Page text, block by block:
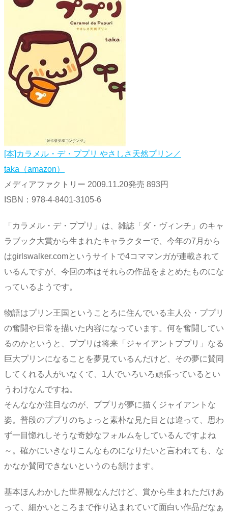
[本]カラメル・デ・ププリ やさしさ天然プリン／
taka（amazon）
メディアファクトリー 2009.11.20発売 893円
ISBN：978-4-8401-3105-6
「カラメル・デ・ププリ」は、雑誌「ダ・ヴィンチ」のキャ
ラブック大賞から生まれたキャラクターで、今年の7月から
はgirlswalker.comというサイトで4コママンガが連載されて
いるんですが、今回の本はそれらの作品をまとめたものにな
っているようです。
物語はプリン王国ということろに住んでいる主人公・ププリ
の奮闘や日常を描いた内容になっています。何を奮闘してい
るのかというと、ププリは将来「ジャイアントププリ」なる
巨大プリンになることを夢見ているんだけど、その夢に賛同
してくれる人がいなくて、1人でいろいろ頑張っているとい
うわけなんですね。
そんななか注目なのが、ププリが夢に描くジャイアントな
姿。普段のププリのちょっと素朴な見た目とは違って、思わ
ず一目惚れしそうな奇妙なフォルムをしているんですよね
～。確かにいきなりこんなものになりたいと言われても、な
かなか賛同できないというのも頷けます。
基本ほんわかした世界観なんだけど、賞から生まれただけあ
って、細かいところまで作り込まれていて面白い作品だなぁ